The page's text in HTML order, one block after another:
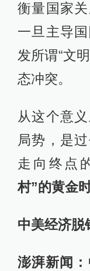
衡量国家
一旦主导
发所谓“文
态冲突。
从这个意
局势，是
走向终点
村”的黄金
中美经济脱
澎湃新闻：